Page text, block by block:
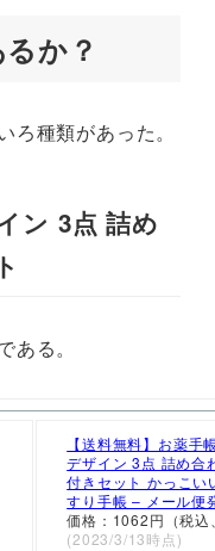
か？
種類があった。
ン 3点 詰め
る。
【送料無料】お薬手
デザイン 3点 詰め合
付きセット かっこい
すり手帳 – メール便
価格：1062円（税込
(2023/3/13時点)